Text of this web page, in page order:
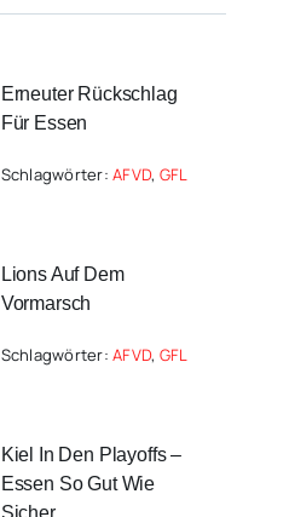
Erneuter Rückschlag
Für Essen
Schlagwörter:AFVD, GFL
Lions Auf Dem
Vormarsch
Schlagwörter:AFVD, GFL
Kiel In Den Playoffs –
Essen So Gut Wie
Sicher